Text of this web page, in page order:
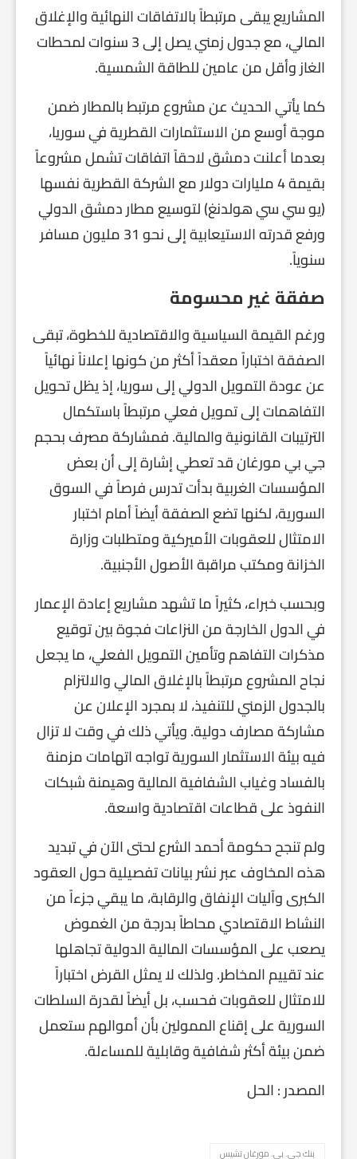
المشاريع يبقى مرتبطاً بالاتفاقات النهائية والإغلاق
المالي، مع جدول زمني يصل إلى 3 سنوات لمحطات
الغاز وأقل من عامين للطاقة الشمسية.
كما يأتي الحديث عن مشروع مرتبط بالمطار ضمن
موجة أوسع من الاستثمارات القطرية في سوريا،
بعدما أعلنت دمشق لاحقاً اتفاقات تشمل مشروعاً
بقيمة 4 مليارات دولار مع الشركة القطرية نفسها
(يو سي سي هولدنغ) لتوسيع مطار دمشق الدولي
ورفع قدرته الاستيعابية إلى نحو 31 مليون مسافر
سنوياً.
صفقة غير محسومة
ورغم القيمة السياسية والاقتصادية للخطوة، تبقى
الصفقة اختباراً معقداً أكثر من كونها إعلاناً نهائياً
عن عودة التمويل الدولي إلى سوريا، إذ يظل تحويل
التفاهمات إلى تمويل فعلي مرتبطاً باستكمال
الترتيبات القانونية والمالية. فمشاركة مصرف بحجم
جي بي مورغان قد تعطي إشارة إلى أن بعض
المؤسسات الغربية بدأت تدرس فرصاً في السوق
السورية، لكنها تضع الصفقة أيضاً أمام اختبار
الامتثال للعقوبات الأميركية ومتطلبات وزارة
الخزانة ومكتب مراقبة الأصول الأجنبية.
وبحسب خبراء، كثيراً ما تشهد مشاريع إعادة الإعمار
في الدول الخارجة من النزاعات فجوة بين توقيع
مذكرات التفاهم وتأمين التمويل الفعلي، ما يجعل
نجاح المشروع مرتبطاً بالإغلاق المالي والالتزام
بالجدول الزمني للتنفيذ، لا بمجرد الإعلان عن
مشاركة مصارف دولية. ويأتي ذلك في وقت لا تزال
فيه بيئة الاستثمار السورية تواجه اتهامات مزمنة
بالفساد وغياب الشفافية المالية وهيمنة شبكات
النفوذ على قطاعات اقتصادية واسعة.
ولم تنجح حكومة أحمد الشرع لحتى الآن في تبديد
هذه المخاوف عبر نشر بيانات تفصيلية حول العقود
الكبرى وآليات الإنفاق والرقابة، ما يبقي جزءاً من
النشاط الاقتصادي محاطاً بدرجة من الغموض
يصعب على المؤسسات المالية الدولية تجاهلها
عند تقييم المخاطر. ولذلك لا يمثل القرض اختباراً
للامتثال للعقوبات فحسب، بل أيضاً لقدرة السلطات
السورية على إقناع الممولين بأن أموالهم ستعمل
ضمن بيئة أكثر شفافية وقابلية للمساءلة.
المصدر : الحل
بنك جي. بي. مورغان تشيس